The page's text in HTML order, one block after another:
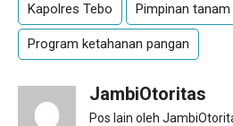
Kapolres Tebo Pimpinan
Program ketahanan pangan
JambiOtoritas
Pos lain oleh